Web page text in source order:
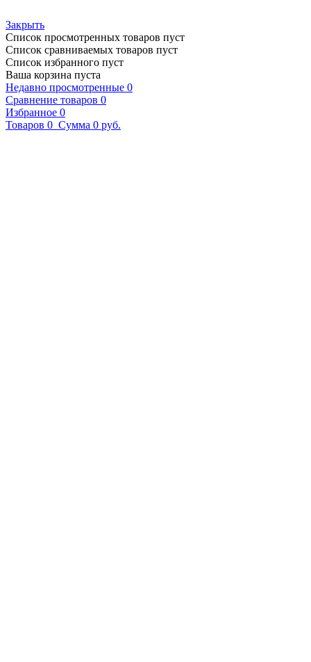
Закрыть
Список просмотренных товаров пуст
Список сравниваемых товаров пуст
Список избранного пуст
Ваша корзина пуста
Недавно просмотренные 0
Сравнение товаров 0
Избранное 0
Товаров 0 Сумма 0 руб.